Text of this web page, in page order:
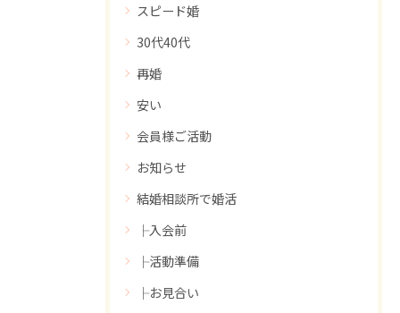
スピード婚
30代40代
再婚
安い
会員様ご活動
お知らせ
結婚相談所で婚活
├入会前
├活動準備
├お見合い